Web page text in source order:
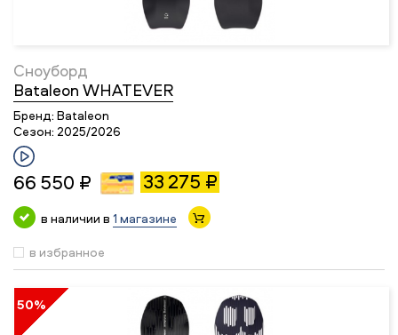
Сноуборд
Bataleon WHATEVER
Бренд: Bataleon
Сезон: 2025/2026
66 550 ₽ 33 275 ₽
в наличии в 1 магазине
в избранное
50%